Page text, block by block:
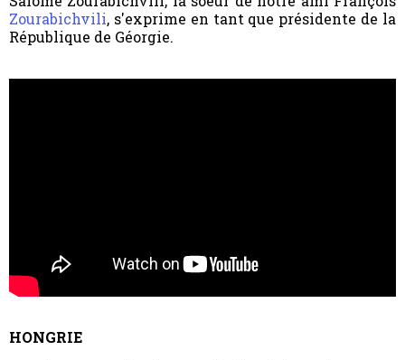
Zourabichvili, s'exprime en tant que présidente de la
République de Géorgie.
HONGRIE